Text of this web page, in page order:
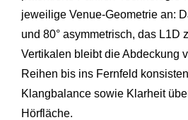
jeweilige Venue-Geometrie an:
und 80° asymmetrisch, das L1D
Vertikalen bleibt die Abdeckung
Reihen bis ins Fernfeld
Klangbalance sowie Klarheit
Hörfläche.